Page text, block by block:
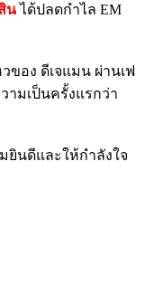
นได้ปลดกำไล EM
ของ ดีเจแมน ผ่านเฟ
วามเป็นครั้งแรกว่า
ยินดีและให้กำลังใจ